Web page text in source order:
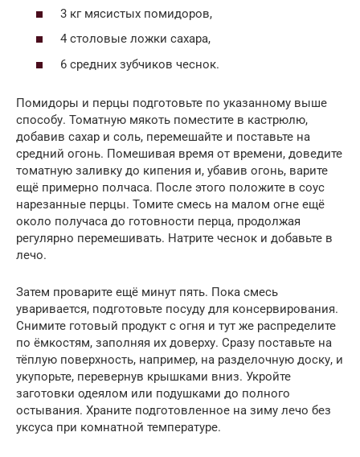
3 кг мясистых помидоров,
4 столовые ложки сахара,
6 средних зубчиков чеснок.
Помидоры и перцы подготовьте по указанному выше
способу. Томатную мякоть поместите в кастрюлю,
добавив сахар и соль, перемешайте и поставьте на
средний огонь. Помешивая время от времени, доведите
томатную заливку до кипения и, убавив огонь, варите
ещё примерно полчаса. После этого положите в соус
нарезанные перцы. Томите смесь на малом огне ещё
около получаса до готовности перца, продолжая
регулярно перемешивать. Натрите чеснок и добавьте в
лечо.
Затем проварите ещё минут пять. Пока смесь
уваривается, подготовьте посуду для консервирования.
Снимите готовый продукт с огня и тут же распределите
по ёмкостям, заполняя их доверху. Сразу поставьте на
тёплую поверхность, например, на разделочную доску, и
укупорьте, перевернув крышками вниз. Укройте
заготовки одеялом или подушками до полного
остывания. Храните подготовленное на зиму лечо без
уксуса при комнатной температуре.